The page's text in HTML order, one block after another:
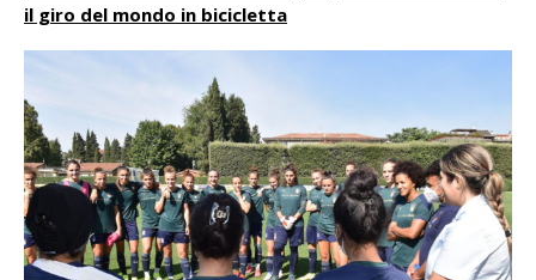
il giro del mondo in bicicletta